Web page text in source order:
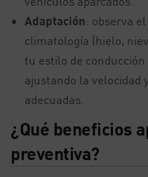
Adaptación: observa
climatología (hielo,
tu estilo de
ajustando la velocidad
adecuadas.
¿Qué beneficios
preventiva?